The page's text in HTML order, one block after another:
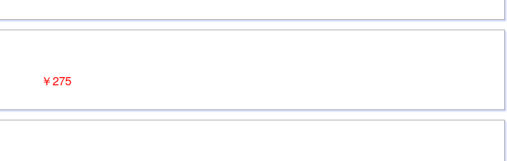
￥275